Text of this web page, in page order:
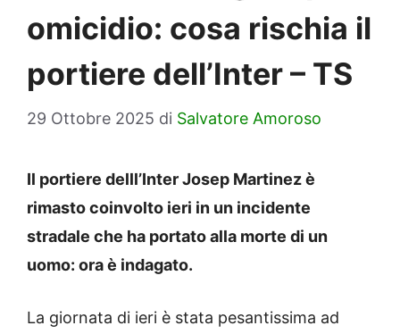
omicidio: cosa rischia il
portiere dell’Inter – TS
29 Ottobre 2025 di Salvatore Amoroso
Il portiere delll’Inter Josep Martinez è
rimasto coinvolto ieri in un incidente
stradale che ha portato alla morte di un
uomo: ora è indagato.
La giornata di ieri è stata pesantissima ad